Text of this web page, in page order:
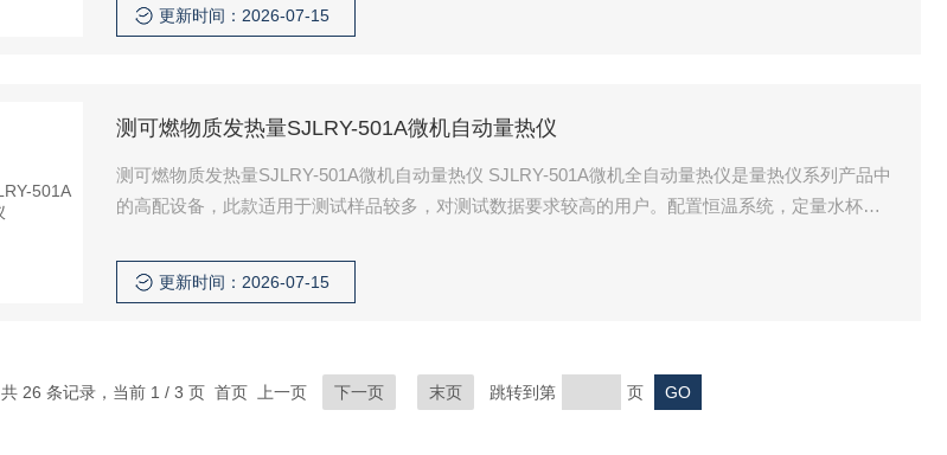
更新时间：2026-07-15
测可燃物质发热量SJLRY-501A微机自动量热仪
测可燃物质发热量SJLRY-501A微机自动量热仪 SJLRY-501A微机全自动量热仪是量热仪系列产品中
的高配设备，此款适用于测试样品较多，对测试数据要求较高的用户。配置恒温系统，定量水杯式
更新时间：2026-07-15
共 26 条记录，当前 1 / 3 页 首页 上一页 下一页 末页 跳转到第 页